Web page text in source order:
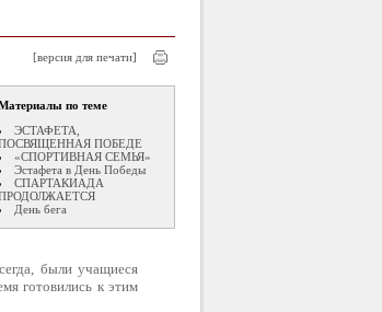
[версия для печати]
по теме
ЭСТАФЕТА,
ПОБЕДЕ
«СПОРТИВНАЯ СЕМЬЯ»
Эстафета в День Победы
СПАРТАКИАДА
День бега
были учащиеся
готовились к этим